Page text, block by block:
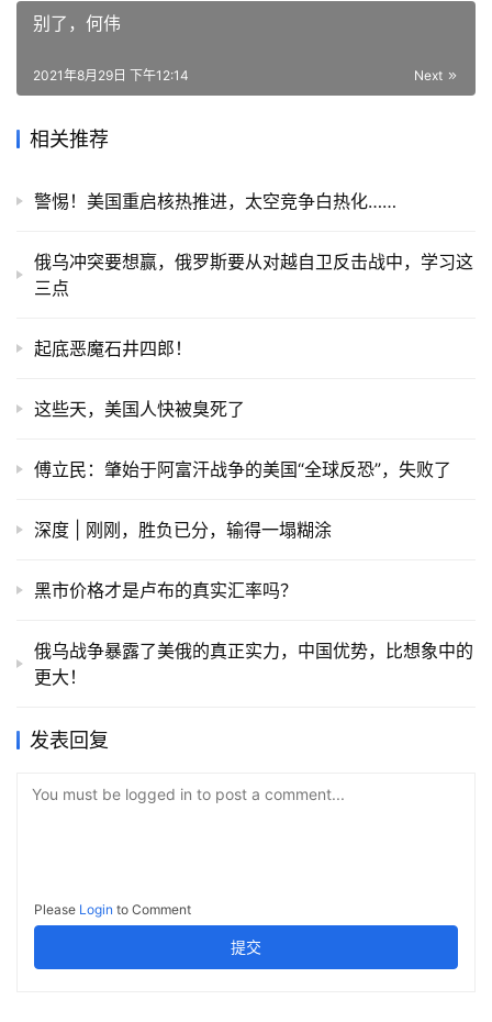
别了，何伟
Next
2021年8月29日 下午12:14
相关推荐
警惕！美国重启核热推进，太空竞争白热化……
俄乌冲突要想赢，俄罗斯要从对越自卫反击战中，学习这
三点
起底恶魔石井四郎！
这些天，美国人快被臭死了
傅立民：肇始于阿富汗战争的美国“全球反恐”，失败了
深度 | 刚刚，胜负已分，输得一塌糊涂
黑市价格才是卢布的真实汇率吗？
俄乌战争暴露了美俄的真正实力，中国优势，比想象中的
更大！
发表回复
You must be logged in to post a comment...
Please Login to Comment
提交